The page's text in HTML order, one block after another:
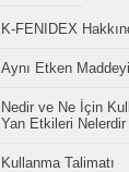
K-FENIDEX
Aynı Etken
Nedir ve Ne İçin
Yan Etkileri Nelerdir
Kullanma Talimatı